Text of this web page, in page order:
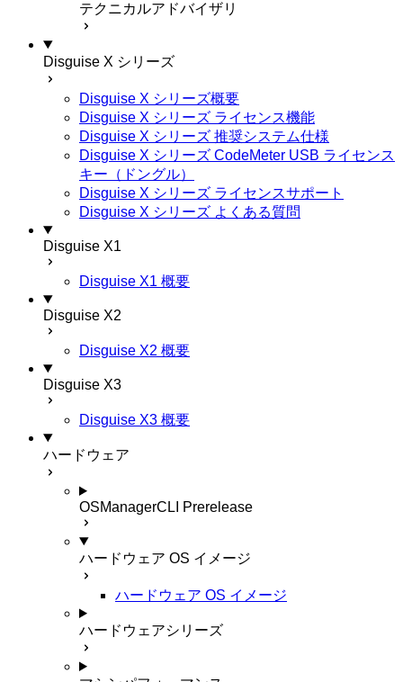
テクニカルアドバイザリ
Disguise X シリーズ
Disguise X シリーズ概要
Disguise X シリーズ ライセンス機能
Disguise X シリーズ 推奨システム仕様
Disguise X シリーズ CodeMeter USB ライセンス
キー（ドングル）
Disguise X シリーズ ライセンスサポート
Disguise X シリーズ よくある質問
Disguise X1
Disguise X1 概要
Disguise X2
Disguise X2 概要
Disguise X3
Disguise X3 概要
ハードウェア
OSManagerCLI Prerelease
ハードウェア OS イメージ
ハードウェア OS イメージ
ハードウェアシリーズ